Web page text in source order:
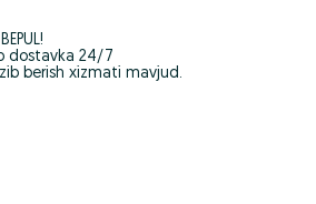
dostavka 24/7
berish xizmati mavjud.